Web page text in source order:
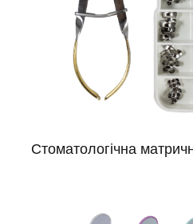
Стоматологічна